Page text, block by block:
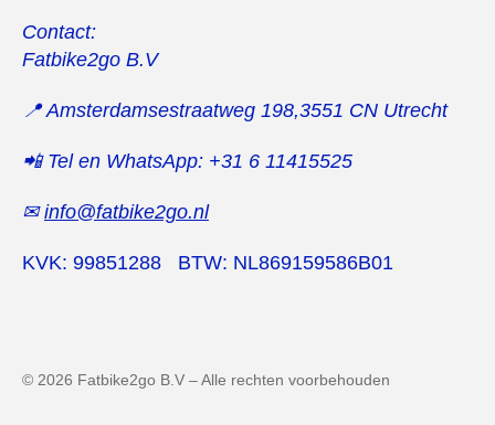
Contact:
Fatbike2go B.V
📍 Amsterdamsestraatweg 198,3551 CN Utrecht
📲 Tel en WhatsApp: +31 6 11415525
✉info@fatbike2go.nl
KVK: 99851288 BTW: NL869159586B01
© 2026 Fatbike2go B.V – Alle rechten voorbehouden